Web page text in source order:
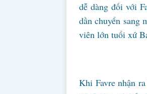
dễ dàng đối với
dần chuyển sang
viên lớn tuổi xứ
Khi Favre nhận